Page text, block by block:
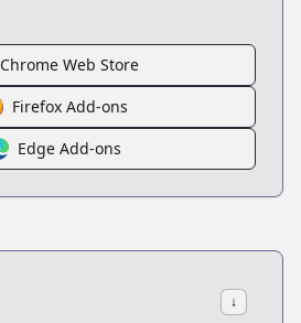
Chrome Web Store
Firefox Add-ons
Edge Add-ons
↓